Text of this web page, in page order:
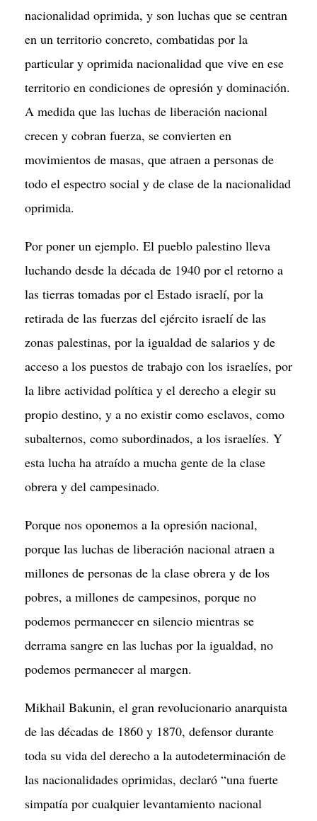
nacionalidad oprimida, y son luchas que se centran
en un territorio concreto, combatidas por la
particular y oprimida nacionalidad que vive en ese
territorio en condiciones de opresión y dominación.
A medida que las luchas de liberación nacional
crecen y cobran fuerza, se convierten en
movimientos de masas, que atraen a personas de
todo el espectro social y de clase de la nacionalidad
oprimida.
Por poner un ejemplo. El pueblo palestino lleva
luchando desde la década de 1940 por el retorno a
las tierras tomadas por el Estado israelí, por la
retirada de las fuerzas del ejército israelí de las
zonas palestinas, por la igualdad de salarios y de
acceso a los puestos de trabajo con los israelíes, por
la libre actividad política y el derecho a elegir su
propio destino, y a no existir como esclavos, como
subalternos, como subordinados, a los israelíes. Y
esta lucha ha atraído a mucha gente de la clase
obrera y del campesinado.
Porque nos oponemos a la opresión nacional,
porque las luchas de liberación nacional atraen a
millones de personas de la clase obrera y de los
pobres, a millones de campesinos, porque no
podemos permanecer en silencio mientras se
derrama sangre en las luchas por la igualdad, no
podemos permanecer al margen.
Mikhail Bakunin, el gran revolucionario anarquista
de las décadas de 1860 y 1870, defensor durante
toda su vida del derecho a la autodeterminación de
las nacionalidades oprimidas, declaró “una fuerte
simpatía por cualquier levantamiento nacional